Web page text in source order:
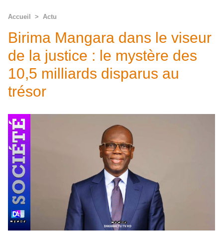
Accueil > Actu
Birima Mangara dans le viseur
de la justice : le mystère des
10,5 milliards disparus au
trésor